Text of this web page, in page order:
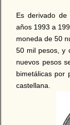
Es derivado
años 1993 a
moneda de 50
50 mil pesos, y
nuevos pesos
bimetálicas por
castellana.